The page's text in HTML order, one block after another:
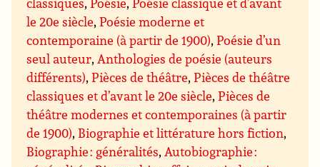
le 20e siècle,Poésie moderne et
contemporaine (à partir de 1900),Poésie d’un
seul auteur,Anthologies de poésie (auteurs
différents),Pièces de théâtre,Pièces de théâtre
classiques et d’avant le 20e siècle,Pièces de
théâtre modernes et contemporaines (à partir
de 1900), Biographie et littérature hors fiction,
Biographie : généralités,Autobiographie :